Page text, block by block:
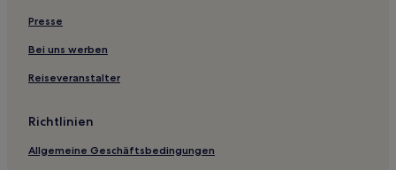
Presse
Bei uns werben
Reiseveranstalter
Richtlinien
Allgemeine Geschäftsbedingungen